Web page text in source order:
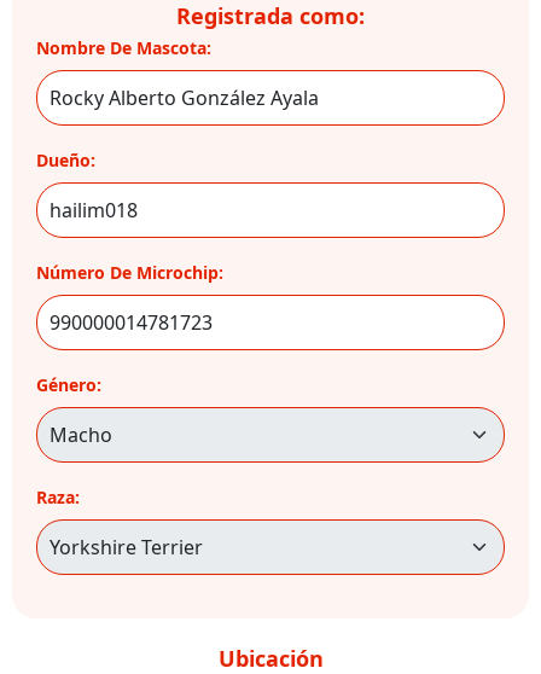
Registrada como:
Nombre De Mascota:
Dueño:
Número De Microchip:
Género:
Raza:
Ubicación